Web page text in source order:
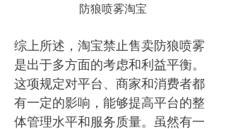
防狼喷雾淘宝
综上所述，淘宝禁止售卖防狼喷雾
是出于多方面的考虑和利益平衡。
这项规定对平台、商家和消费者都
有一定的影响，能够提高平台的整
体管理水平和服务质量。虽然有一